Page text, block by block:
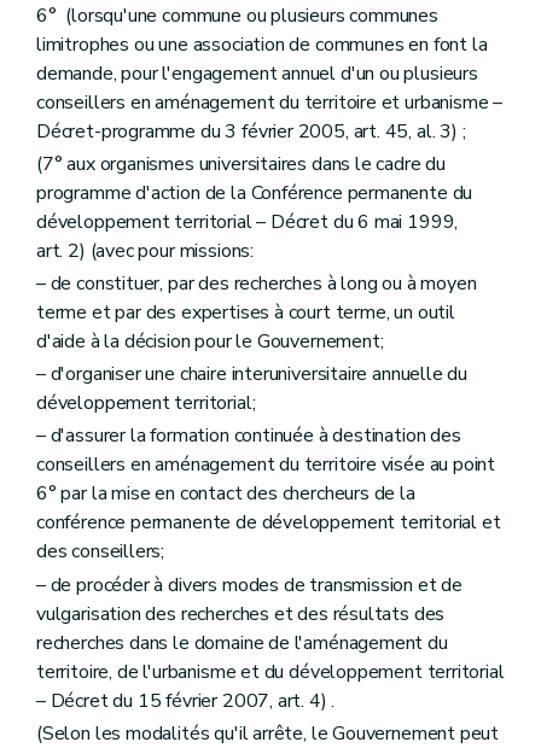
Art. 282
Art. 283
Art. 283/1
Art. 283/2
Art. 283/3
Art. 283/4
Art. 283/5
Chapitre VII De la composition du dossier de demande de permis d'urbanisme visé au Livre I
Section première Des dossiers des demandes de permis pour lesquelles le concours d'un architecte est requis
Sous-section première Du contenu général des dossiers de demande de permis d'urbanisme
Art. 284
Art. 285
Art. 286
Sous-section 2 Du contenu simplifié de certains dossiers de demande de permis d'urbanisme
Art. 287
Art. 288
Art. 289
Section 2 Du dossier des demandes de permis dispensés du concours d'un architecte
Art. 290
Art. 291
Section 3
Des dispositions communes
Art. 292
Art. 293
Art. 294
Art. 295
Art. 296
Art. 297
Art. 298
Art. 299
Art. 300
Art. 301
Art. 302
6° (lorsqu'une commune ou plusieurs communes
limitrophes ou une association de communes en font la
demande, pour l'engagement annuel d'un ou plusieurs
conseillers en aménagement du territoire et urbanisme –
Décret-programme du 3 février 2005, art. 45, al. 3) ;
(7° aux organismes universitaires dans le cadre du
programme d'action de la Conférence permanente du
développement territorial – Décret du 6 mai 1999,
art. 2) (avec pour missions:
– de constituer, par des recherches à long ou à moyen
terme et par des expertises à court terme, un outil
d'aide à la décision pour le Gouvernement;
– d'organiser une chaire interuniversitaire annuelle du
développement territorial;
– d'assurer la formation continuée à destination des
conseillers en aménagement du territoire visée au point
6° par la mise en contact des chercheurs de la
conférence permanente de développement territorial et
des conseillers;
– de procéder à divers modes de transmission et de
vulgarisation des recherches et des résultats des
recherches dans le domaine de l'aménagement du
territoire, de l'urbanisme et du développement territorial
– Décret du 15 février 2007, art. 4) .
(Selon les modalités qu'il arrête, le Gouvernement peut